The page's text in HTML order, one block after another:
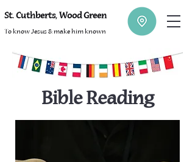
St. Cuthberts, Wood Green
To know Jesus & make him known
Bible Reading